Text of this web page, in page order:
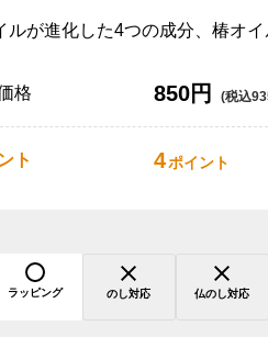
ルが進化した4つの成分、椿オ
格 850円 (税込
ト 4ポイント
ラッピング のし対応 仏のし対応